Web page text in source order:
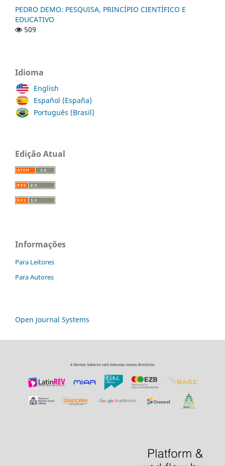
PEDRO DEMO: PESQUISA, PRINCÍPIO CIENTÍFICO E
EDUCATIVO
509
Idioma
English
Español (España)
Português (Brasil)
Edição Atual
Informações
Para Leitores
Para Autores
Open Journal Systems